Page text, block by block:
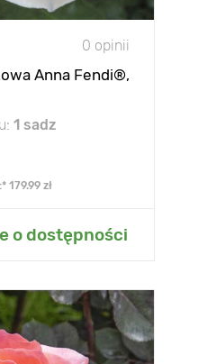
0 opinii
Anna Fendi®,
1 sadz
179.99 zł
o dostępności